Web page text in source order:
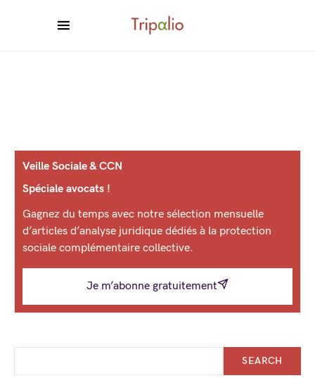
Veille Sociale & CCN
Spéciale avocats !
Gagnez du temps avec notre sélection mensuelle
d’articles d’analyse juridique dédiés à la protection
sociale complémentaire collective.
Je m’abonne gratuitement
SEARCH